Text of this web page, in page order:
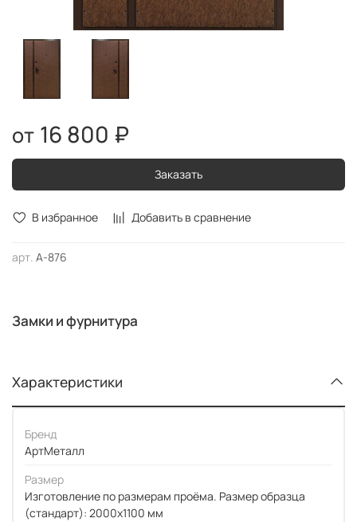
В избранное Добавить в сравнение
арт. А-876
16 800 ₽
Заказать
Замки и фурнитура
Характеристики
Бренд
АртМеталл
Размер
Изготовление по размерам проёма. Размер образца
(стандарт): 2000x1100 мм